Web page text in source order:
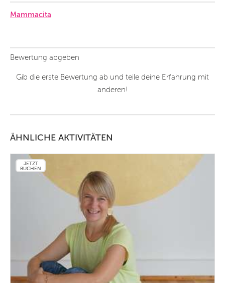
Mammacita
Bewertung abgeben
Gib die erste Bewertung ab und teile deine Erfahrung mit
anderen!
ÄHNLICHE AKTIVITÄTEN
JETZT
BUCHEN